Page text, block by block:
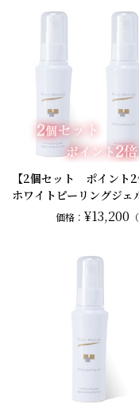
【2個セット ポイント2
ホワイトピーリングジェ
価格： ¥13,200